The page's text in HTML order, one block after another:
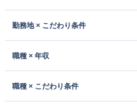
勤務地 × こだわり条件
職種 × 年収
職種 × こだわり条件